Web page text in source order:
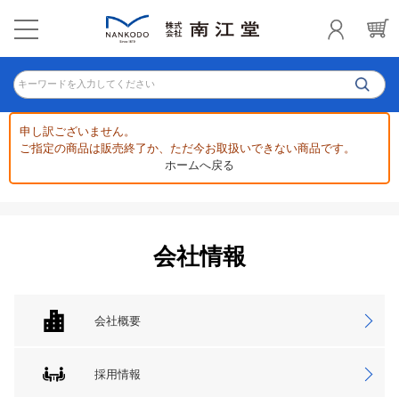
キーワードを入力してください
申し訳ございません。
ご指定の商品は販売終了か、ただ今お取扱いできない商品です。
ホームへ戻る
会社情報
会社概要
採用情報